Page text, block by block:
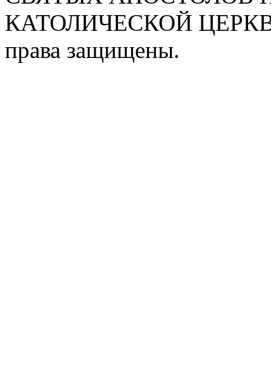
КАТОЛИЧЕСКОЙ
права защищены.